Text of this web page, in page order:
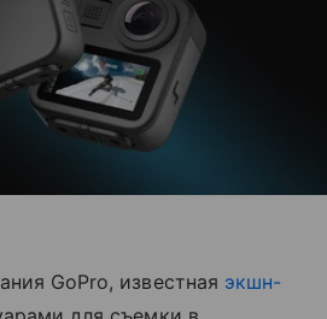
GoPro, известная экшн-